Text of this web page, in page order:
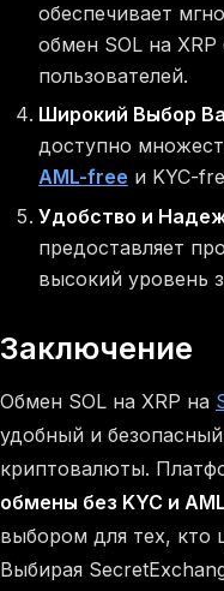
обеспечивает
обмен SOL на
пользователей.
Широкий Выбор
доступно
AML-free и KYC-
Удобство и
предоставляет
высокий уровень
Заключение
Обмен SOL на XRP на
удобный и
криптовалюты.
обмены без KYC и AML
выбором для тех, кто
Выбирая